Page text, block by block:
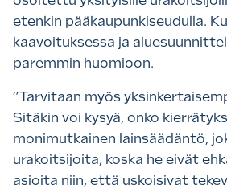
etenkin pääkaupunkiseudulla.
kaavoituksessa ja
paremmin huomioon.
”Tarvitaan myös
Sitäkin voi kysyä, onko
monimutkainen lainsäädäntö,
urakoitsijoita, koska he eivät
asioita niin, että uskoisivat